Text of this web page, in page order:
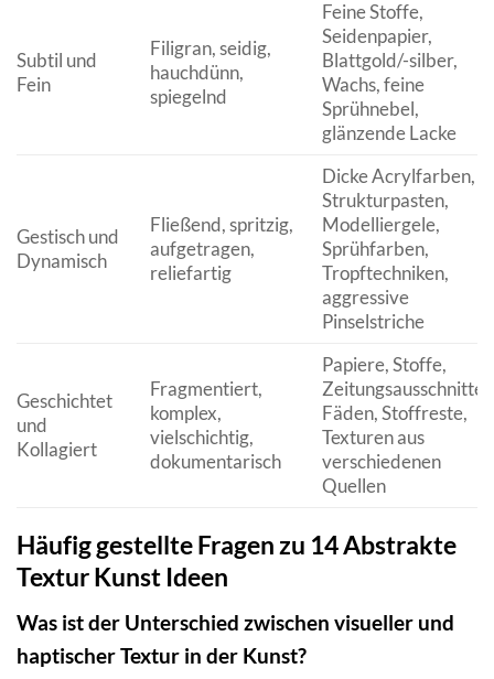
Subtil und
Fein
Filigran, seidig,
hauchdünn,
spiegelnd
Feine Stoffe,
Seidenpapier,
Blattgold/-silber,
Wachs, feine
Sprühnebel,
glänzende Lacke
Gestisch und
Dynamisch
Fließend, spritzig,
aufgetragen,
reliefartig
Dicke Acrylfarben,
Strukturpasten,
Modelliergele,
Sprühfarben,
Tropftechniken,
aggressive
Pinselstriche
Geschichtet
und
Kollagiert
Fragmentiert,
komplex,
vielschichtig,
dokumentarisch
Papiere, Stoffe,
Zeitungsausschnitte,
Fäden, Stoffreste,
Texturen aus
verschiedenen
Quellen
Häufig gestellte Fragen zu 14 Abstrakte
Textur Kunst Ideen
Was ist der Unterschied zwischen visueller und
haptischer Textur in der Kunst?